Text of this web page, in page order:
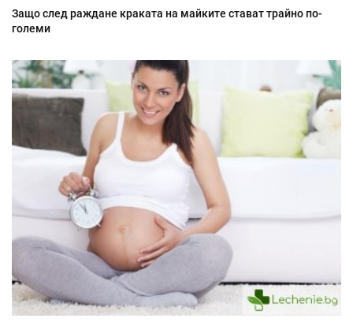
Защо след раждане краката на майките стават трайно по-
големи